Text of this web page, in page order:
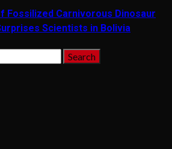
Fossilized Carnivorous Dinosaur
Scientists in Bolivia